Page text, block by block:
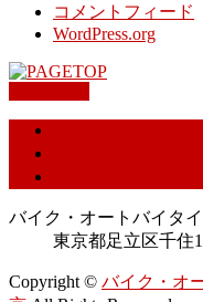
コメントフィード
WordPress.org
バイク・オートバイタ
東京都足立区千住
Copyright © バイク・オ